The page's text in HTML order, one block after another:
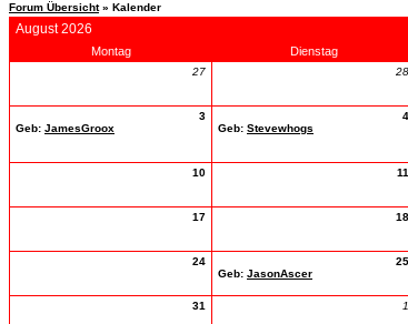
Forum Übersicht» Kalender
August 2026
Montag Dienstag
27 28
3
Geb: JamesGroox
4
Geb: Stevewhogs
10 11
17 18
24
25
Geb: JasonAscer
31 1